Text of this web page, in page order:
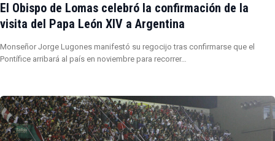
El Obispo de Lomas celebró la confirmación de la
visita del Papa León XIV a Argentina
Monseñor Jorge Lugones manifestó su regocijo tras confirmarse que el
Pontífice arribará al país en noviembre para recorrer…